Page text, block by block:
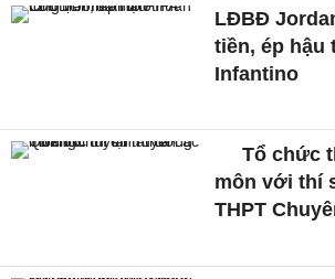
LĐBĐ
tiền, ép hậu
Infantino
Tổ chức
môn với thí
THPT